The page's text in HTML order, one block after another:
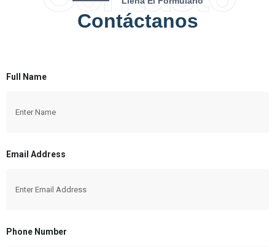
Contáctanos
Full Name
Email Address
Phone Number